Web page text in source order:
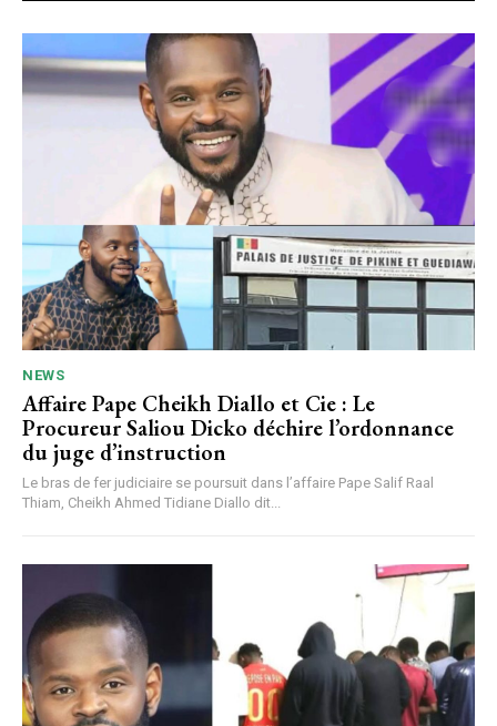
NEWS
Affaire Pape Cheikh Diallo et Cie : Le
Procureur Saliou Dicko déchire l’ordonnance
du juge d’instruction
Le bras de fer judiciaire se poursuit dans l’affaire Pape Salif Raal
Thiam, Cheikh Ahmed Tidiane Diallo dit...